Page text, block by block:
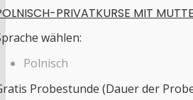
PRIVATKURSE MIT
wählen:
Polnisch
Probestunde (Dauer der